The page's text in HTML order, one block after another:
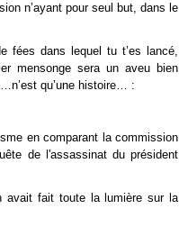
n’ayant pour seul but, dans le
fées dans lequel tu t’es lancé,
mensonge sera un aveu bien
qu’une histoire… :
en comparant la commission
de l'assassinat du président
avait fait toute la lumière sur la